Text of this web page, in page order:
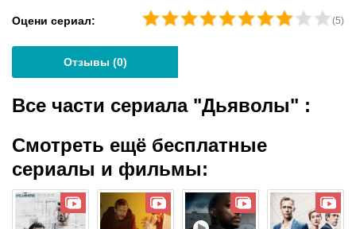
Оцени сериал: (5)
Отзывы (0)
Все части сериала "Дьяволы" :
Смотреть ещё бесплатные
сериалы и фильмы: